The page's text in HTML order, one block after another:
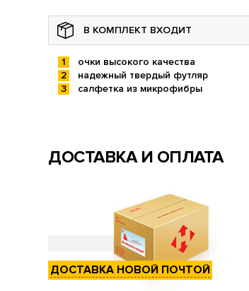
В КОМПЛЕКТ ВХОДИТ
очки высокого качества
надежный твердый футляр
салфетка из микрофибры
ДОСТАВКА И ОПЛАТА
ДОСТАВКА НОВОЙ ПОЧТОЙ